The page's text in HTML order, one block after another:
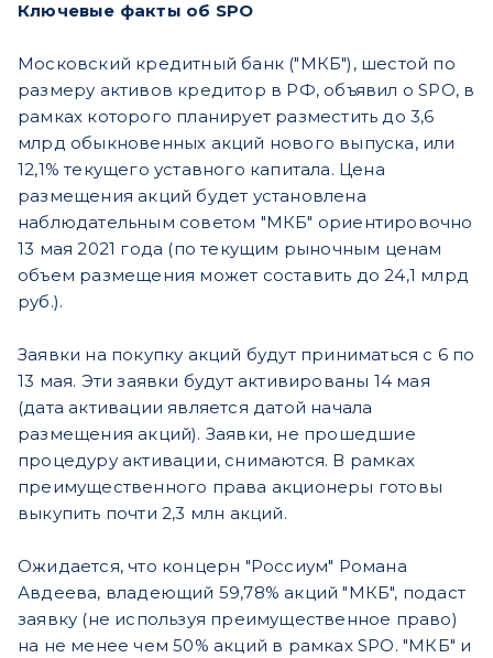
Ключевые факты об SPO
Московский кредитный банк ("МКБ"), шестой по
размеру активов кредитор в РФ, объявил о SPO, в
рамках которого планирует разместить до 3,6
млрд обыкновенных акций нового выпуска, или
12,1% текущего уставного капитала. Цена
размещения акций будет установлена
наблюдательным советом "МКБ" ориентировочно
13 мая 2021 года (по текущим рыночным ценам
объем размещения может составить до 24,1 млрд
руб.).
Заявки на покупку акций будут приниматься с 6 по
13 мая. Эти заявки будут активированы 14 мая
(дата активации является датой начала
размещения акций). Заявки, не прошедшие
процедуру активации, снимаются. В рамках
преимущественного права акционеры готовы
выкупить почти 2,3 млн акций.
Ожидается, что концерн "Россиум" Романа
Авдеева, владеющий 59,78% акций "МКБ", подаст
заявку (не используя преимущественное право)
на не менее чем 50% акций в рамках SPO. "МКБ" и